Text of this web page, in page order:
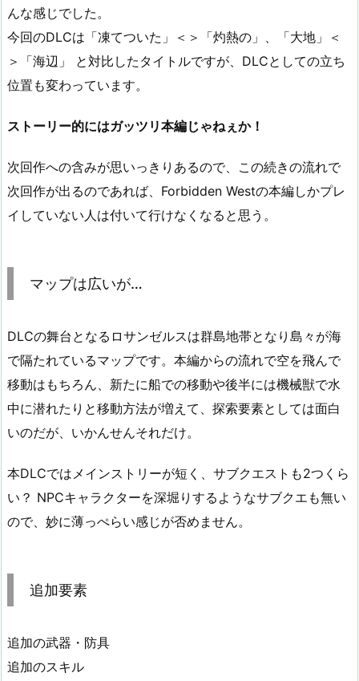
んな感じでした。
今回のDLCは「凍てついた」＜＞「灼熱の」、「大地」＜
＞「海辺」 と対比したタイトルですが、DLCとしての立ち
位置も変わっています。
ストーリー的にはガッツリ本編じゃねぇか！
次回作への含みが思いっきりあるので、この続きの流れで
次回作が出るのであれば、Forbidden Westの本編しかプレ
イしていない人は付いて行けなくなると思う。
マップは広いが…
DLCの舞台となるロサンゼルスは群島地帯となり島々が海
で隔たれているマップです。本編からの流れで空を飛んで
移動はもちろん、新たに船での移動や後半には機械獣で水
中に潜れたりと移動方法が増えて、探索要素としては面白
いのだが、いかんせんそれだけ。
本DLCではメインストリーが短く、サブクエストも2つくら
い？ NPCキャラクターを深堀りするようなサブクエも無い
ので、妙に薄っぺらい感じが否めません。
追加要素
追加の武器・防具
追加のスキル